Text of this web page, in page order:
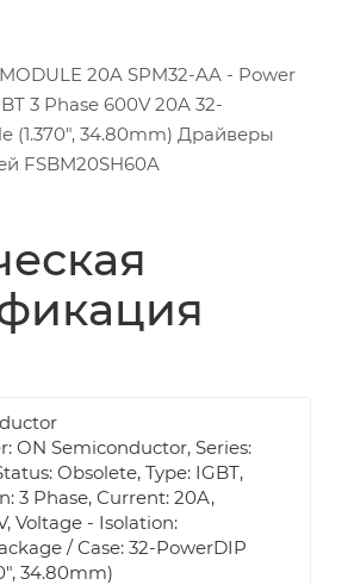
20A SPM32-AA - Power
3 Phase 600V 20A 32-
(1.370", 34.80mm) Драйверы
FSBM20SH60A
ON Semiconductor, Series:
Obsolete, Type: IGBT,
3 Phase, Current: 20A,
Voltage - Isolation:
/ Case: 32-PowerDIP
34.80mm)